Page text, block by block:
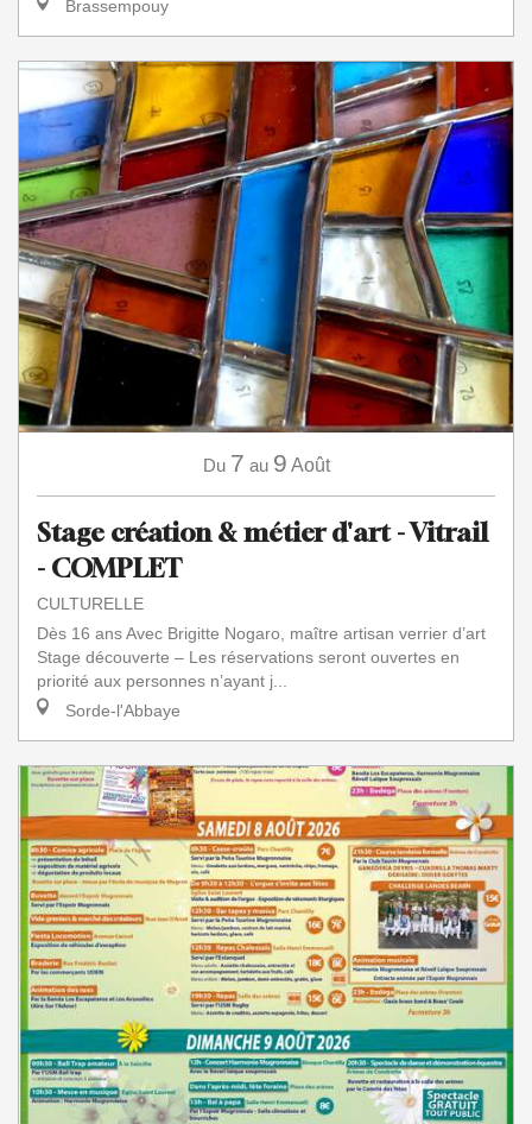
Brassempouy
Du 7 au 9 Août
Stage création & métier d'art - Vitrail
- COMPLET
CULTURELLE
Dès 16 ans Avec Brigitte Nogaro, maître artisan verrier d’art
Stage découverte – Les réservations seront ouvertes en
priorité aux personnes n’ayant j...
Sorde-l'Abbaye